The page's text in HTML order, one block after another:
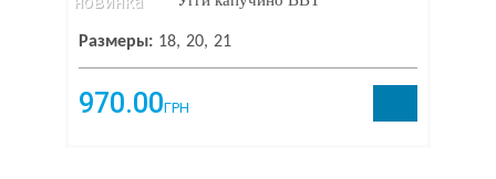
Размеры: 18 20 21
970.00ГРН